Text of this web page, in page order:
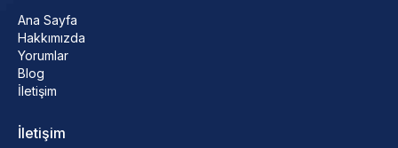
Ana Sayfa
Hakkımızda
Yorumlar
Blog
İletişim
İletişim